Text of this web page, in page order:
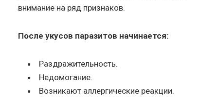
внимание на ряд признаков.
После укусов паразитов начинается:
Раздражительность.
Недомогание.
Возникают аллергические реакции.